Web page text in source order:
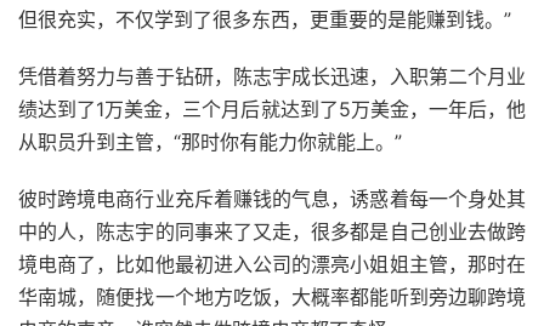
但很充实，不仅学到了很多东西，更重要的是能赚到钱。”
凭借着努力与善于钻研，陈志宇成长迅速，入职第二个月业
绩达到了1万美金，三个月后就达到了5万美金，一年后，他
从职员升到主管，“那时你有能力你就能上。”
彼时跨境电商行业充斥着赚钱的气息，诱惑着每一个身处其
中的人，陈志宇的同事来了又走，很多都是自己创业去做跨
境电商了，比如他最初进入公司的漂亮小姐姐主管，那时在
华南城，随便找一个地方吃饭，大概率都能听到旁边聊跨境